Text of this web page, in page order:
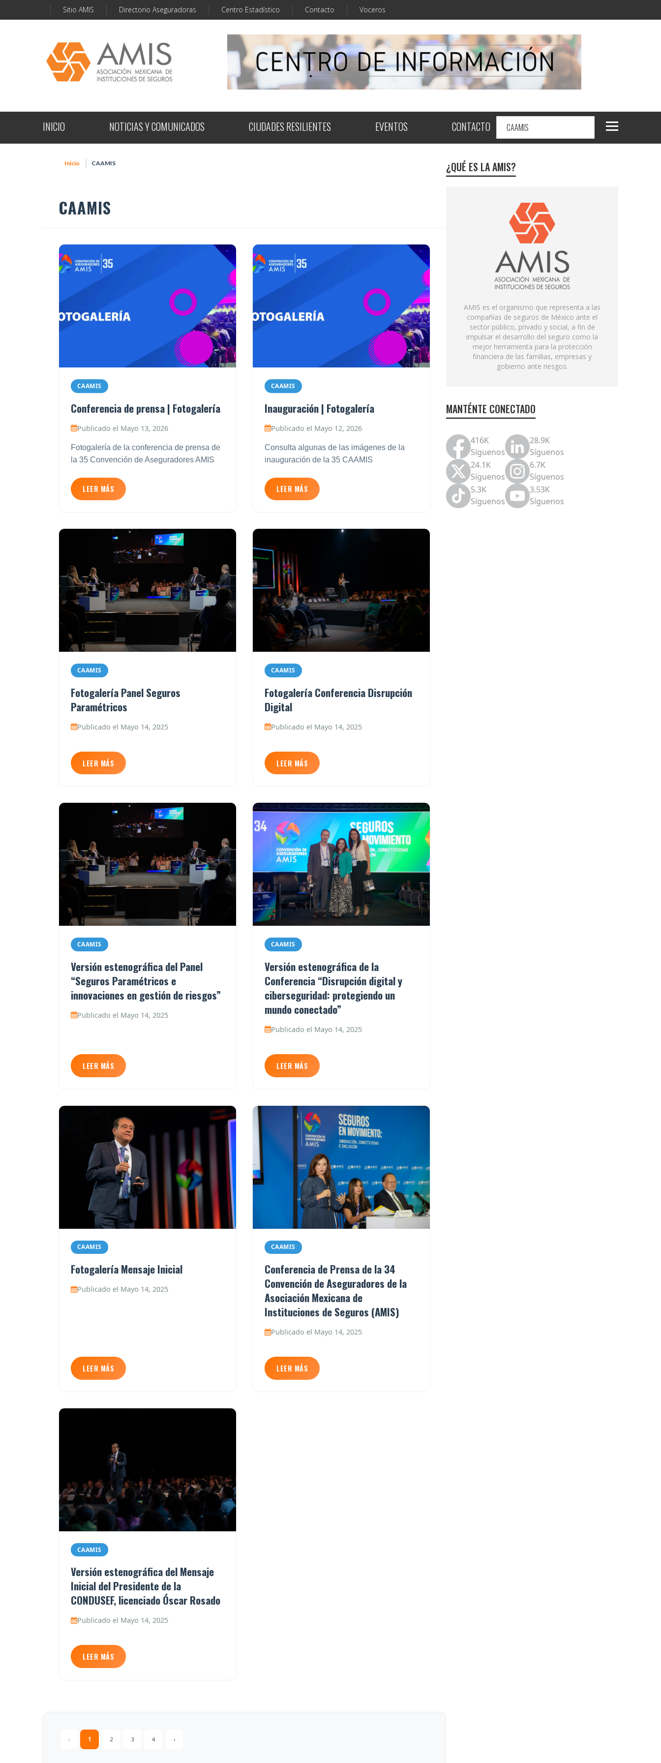
Sitio AMIS Directorio Aseguradoras Centro Estadístico Contacto Voceros
INICIO NOTICIAS Y COMUNICADOS CIUDADES RESILIENTES EVENTOS CONTACTO
Inicio CAAMIS
CAAMIS
CAAMIS
Conferencia de prensa | Fotogalería
Publicado el Mayo 13, 2026
Fotogalería de la conferencia de prensa de
la 35 Convención de Aseguradores AMIS
LEER MÁS
CAAMIS
Inauguración | Fotogalería
Publicado el Mayo 12, 2026
Consulta algunas de las imágenes de la
inauguración de la 35 CAAMIS
LEER MÁS
CAAMIS
Fotogalería Panel Seguros
Paramétricos
Publicado el Mayo 14, 2025
LEER MÁS
CAAMIS
Fotogalería Conferencia Disrupción
Digital
Publicado el Mayo 14, 2025
LEER MÁS
CAAMIS
Versión estenográfica del Panel
“Seguros Paramétricos e
innovaciones en gestión de riesgos”
Publicado el Mayo 14, 2025
LEER MÁS
CAAMIS
Versión estenográfica de la
Conferencia “Disrupción digital y
ciberseguridad: protegiendo un
mundo conectado”
Publicado el Mayo 14, 2025
LEER MÁS
CAAMIS
Fotogalería Mensaje Inicial
Publicado el Mayo 14, 2025
LEER MÁS
CAAMIS
Conferencia de Prensa de la 34
Convención de Aseguradores de la
Asociación Mexicana de
Instituciones de Seguros (AMIS)
Publicado el Mayo 14, 2025
LEER MÁS
CAAMIS
Versión estenográfica del Mensaje
Inicial del Presidente de la
CONDUSEF, licenciado Óscar Rosado
Publicado el Mayo 14, 2025
LEER MÁS
‹ 1 2 3 4 ›
¿QUÉ ES LA AMIS?
AMIS es el organismo que representa a las
compañías de seguros de México ante el
sector público, privado y social, a fin de
impulsar el desarrollo del seguro como la
mejor herramienta para la protección
financiera de las familias, empresas y
gobierno ante riesgos.
MANTÉNTE CONECTADO
416K
Síguenos
28.9K
Síguenos
24.1K
Síguenos
6.7K
Síguenos
5.3K
Síguenos
3.53K
Síguenos